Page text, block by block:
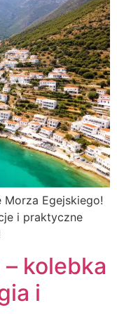
Morza Egejskiego!
i praktyczne
kolebka
i